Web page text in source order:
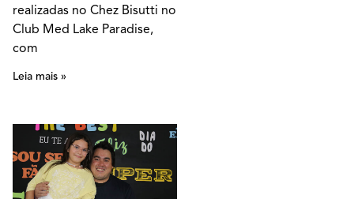
realizadas no Chez Bisutti no
Club Med Lake Paradise,
com
Leia mais »